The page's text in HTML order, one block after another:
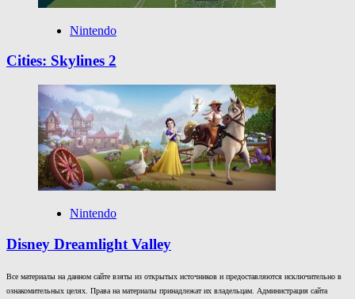
Nintendo
Cities: Skylines 2
Nintendo
Disney Dreamlight Valley
Все материалы на данном сайте взяты из открытых источников и предоставляются исключительно в
ознакомительных целях. Права на материалы принадлежат их владельцам. Администрация сайта